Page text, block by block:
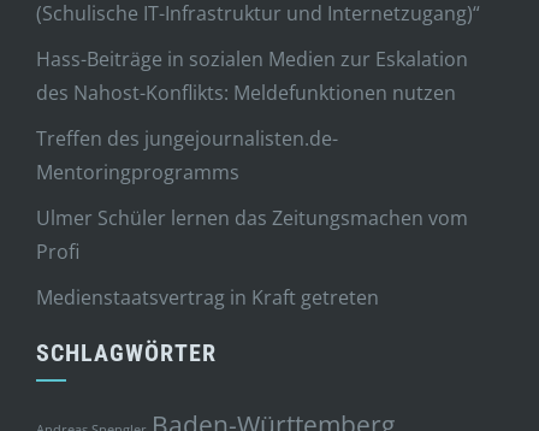
(Schulische IT-Infrastruktur und Internetzugang)“
Hass-Beiträge in sozialen Medien zur Eskalation
des Nahost-Konflikts: Meldefunktionen nutzen
Treffen des jungejournalisten.de-
Mentoringprogramms
Ulmer Schüler lernen das Zeitungsmachen vom
Profi
Medienstaatsvertrag in Kraft getreten
SCHLAGWÖRTER